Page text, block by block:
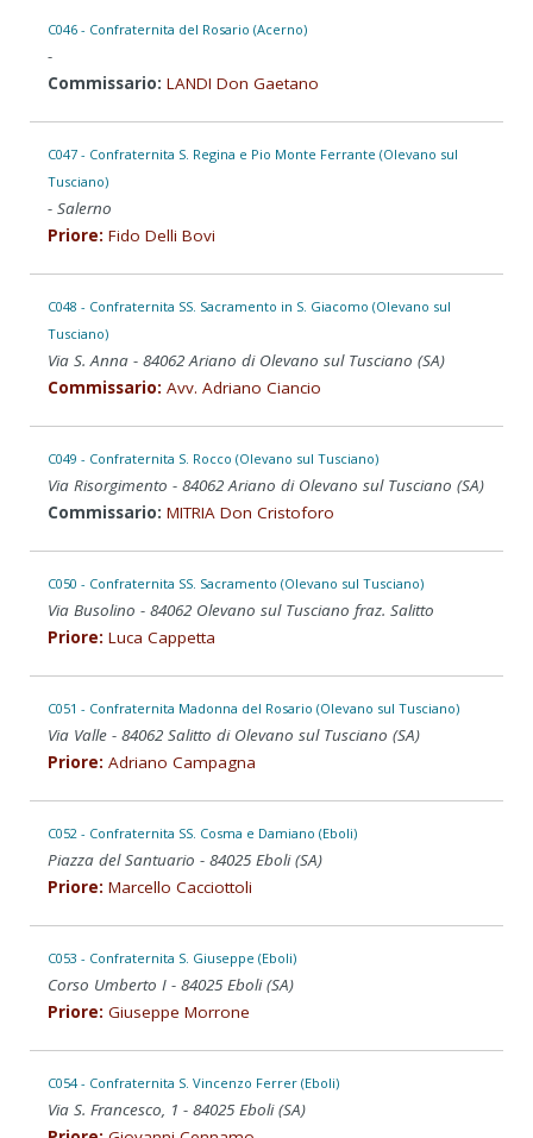
C046 - Confraternita del Rosario (Acerno)
-
Commissario: LANDI Don Gaetano
C047 - Confraternita S. Regina e Pio Monte Ferrante (Olevano sul
Tusciano)
- Salerno
Priore: Fido Delli Bovi
C048 - Confraternita SS. Sacramento in S. Giacomo (Olevano sul
Tusciano)
Via S. Anna - 84062 Ariano di Olevano sul Tusciano (SA)
Commissario: Avv. Adriano Ciancio
C049 - Confraternita S. Rocco (Olevano sul Tusciano)
Via Risorgimento - 84062 Ariano di Olevano sul Tusciano (SA)
Commissario: MITRIA Don Cristoforo
C050 - Confraternita SS. Sacramento (Olevano sul Tusciano)
Via Busolino - 84062 Olevano sul Tusciano fraz. Salitto
Priore: Luca Cappetta
C051 - Confraternita Madonna del Rosario (Olevano sul Tusciano)
Via Valle - 84062 Salitto di Olevano sul Tusciano (SA)
Priore: Adriano Campagna
C052 - Confraternita SS. Cosma e Damiano (Eboli)
Piazza del Santuario - 84025 Eboli (SA)
Priore: Marcello Cacciottoli
C053 - Confraternita S. Giuseppe (Eboli)
Corso Umberto I - 84025 Eboli (SA)
Priore: Giuseppe Morrone
C054 - Confraternita S. Vincenzo Ferrer (Eboli)
Via S. Francesco, 1 - 84025 Eboli (SA)